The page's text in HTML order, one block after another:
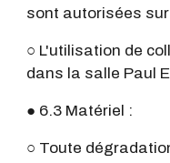
sont autorisées
○ L'utilisation de
dans la salle Paul
● 6.3 Matériel :
○ Toute